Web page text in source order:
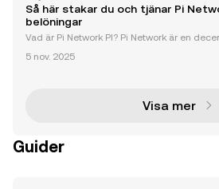
tvecklats till en banbrytande plattform inom
alutabranschen och erbjuder en unik mobil
Så här stakar du och tjänar Pi
belöningar
Vad är Pi Network PI? Pi Network är en
ing av digitala tillgångar. Till skillnad från
5 nov. 2025
Visa mer
Guider